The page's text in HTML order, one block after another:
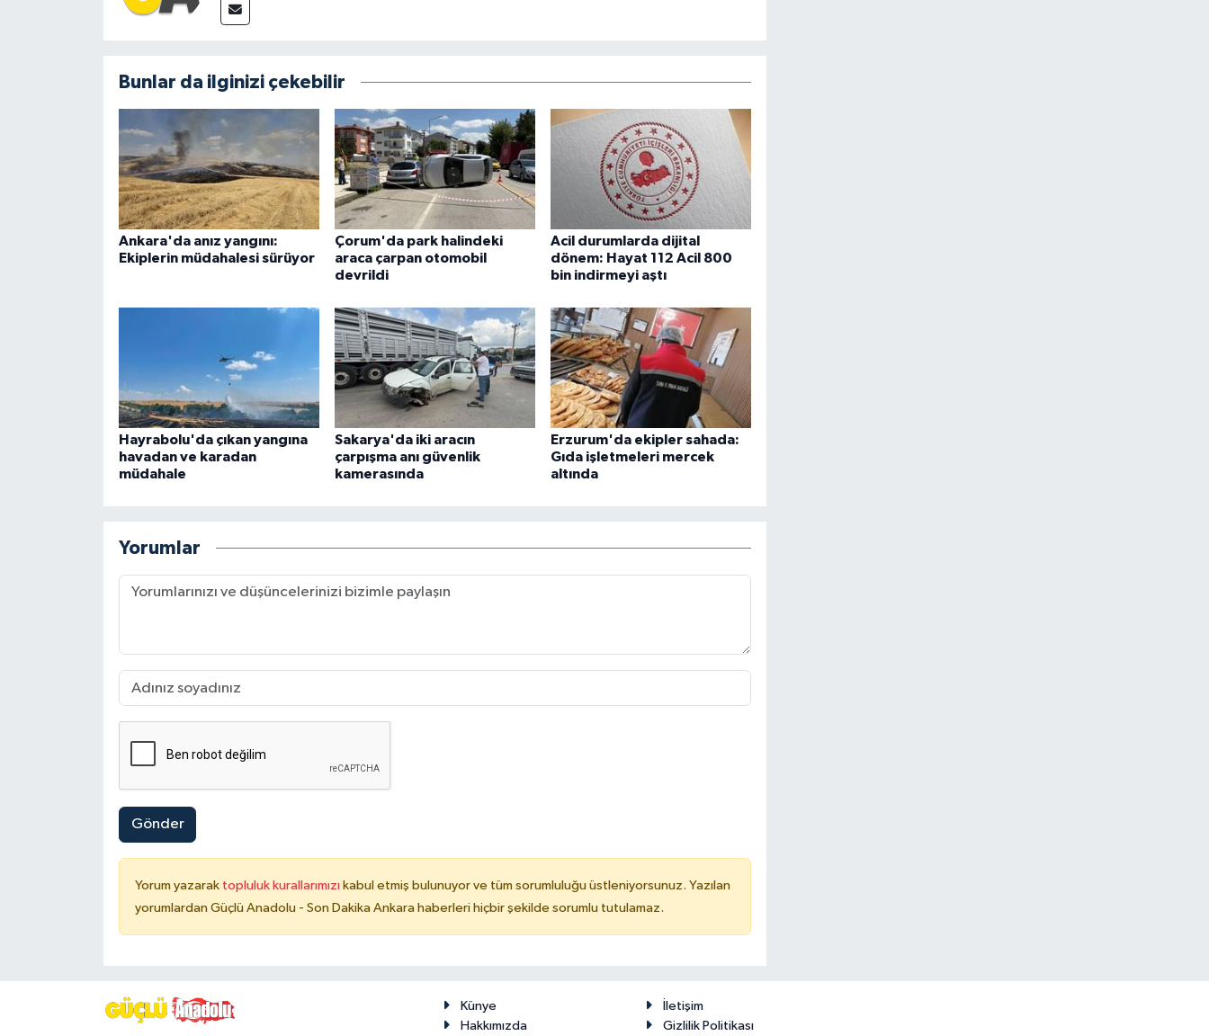
Bunlar da ilginizi çekebilir
Ankara'da anız yangını:
Ekiplerin müdahalesi sürüyor
Çorum'da park halindeki
araca çarpan otomobil
devrildi
Acil durumlarda dijital
dönem: Hayat 112 Acil 800
bin indirmeyi aştı
Hayrabolu'da çıkan yangına
havadan ve karadan
müdahale
Sakarya'da iki aracın
çarpışma anı güvenlik
kamerasında
Erzurum'da ekipler sahada:
Gıda işletmeleri mercek
altında
Yorumlar
Gönder
Yorum yazarak topluluk kurallarımızı kabul etmiş bulunuyor ve tüm sorumluluğu üstleniyorsunuz. Yazılan
yorumlardan Güçlü Anadolu - Son Dakika Ankara haberleri hiçbir şekilde sorumlu tutulamaz.
Künye
İletişim
Hakkımızda
Gizlilik Politikası